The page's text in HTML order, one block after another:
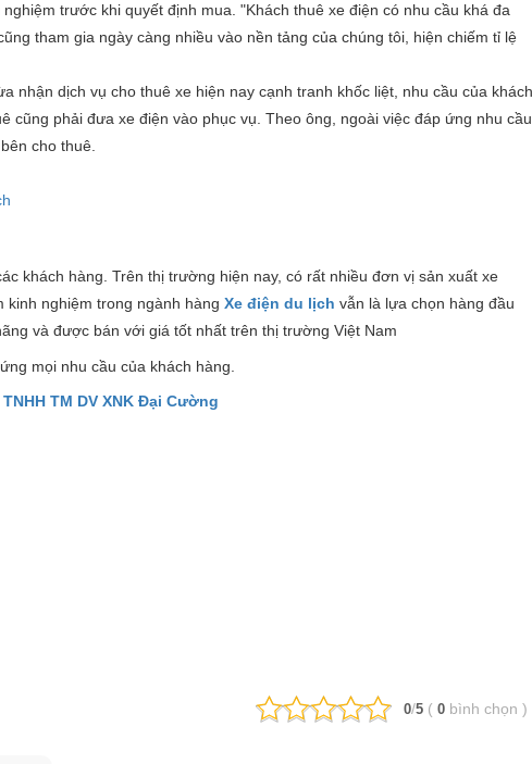
trước khi quyết định mua. "Khách thuê xe điện có nhu cầu khá đa
tham gia ngày càng nhiều vào nền tảng của chúng tôi, hiện chiếm tỉ lệ
nhận dịch vụ cho thuê xe hiện nay cạnh tranh khốc liệt, nhu cầu của khách
phải đưa xe điện vào phục vụ. Theo ông, ngoài việc đáp ứng nhu cầu
cho thuê.
khách hàng. Trên thị trường hiện nay, có rất nhiều đơn vị sản xuất xe
nghiệm trong ngành hàng Xe điện du lịch vẫn là lựa chọn hàng đầu
và được bán với giá tốt nhất trên thị trường Việt Nam
mọi nhu cầu của khách hàng.
TM DV XNK Đại Cường
0/5 ( 0 bình chọn )